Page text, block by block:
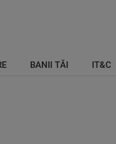
BANII TĂI IT&C